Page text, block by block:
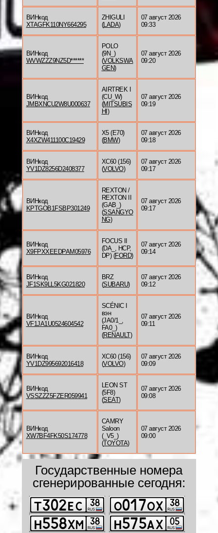
ВИНкод
XTAGFK110NY664295
ZHIGULI
(LADA)
07 август 2026
09:33
ВИНкод
WVWZZZ9NZ5D******
POLO
(9N_)
(VOLKSWA
GEN)
07 август 2026
09:20
ВИНкод
JMBXNCU2W8U000637
AIRTREK I
(CU_W)
(MITSUBIS
HI )
07 август 2026
09:19
ВИНкод
X4XZW411100C19429
X5 (E70)
(BMW)
07 август 2026
09:18
ВИНкод
YV1DZ8256D2408377
XC60 (156)
(VOLVO)
07 август 2026
09:17
ВИНкод
KPTGOB1FSBP301249
REXTON /
REXTON II
(GAB_)
(SSANGYO
NG)
07 август 2026
09:17
ВИНкод
X9FPXXEEDPAM05976
FOCUS II
(DA_, HCP,
DP) (FORD)
07 август 2026
09:14
ВИНкод
JF1SK9LL5KG021820
BRZ
(SUBARU)
07 август 2026
09:12
ВИНкод
VF1JA1U0524604542
SCÉNIC I
вэн
(JA0/1_,
FA0_)
(RENAULT)
07 август 2026
09:11
ВИНкод
YV1DZ995692016418
XC60 (156)
(VOLVO)
07 август 2026
09:09
ВИНкод
VSSZZZ5FZER059941
LEON ST
(5F8)
(SEAT)
07 август 2026
09:08
ВИНкод
XW7BF4FK50S174778
CAMRY
Saloon
(_V5_)
(TOYOTA)
07 август 2026
09:00
Государственные номера
сгенерированные сегодня: